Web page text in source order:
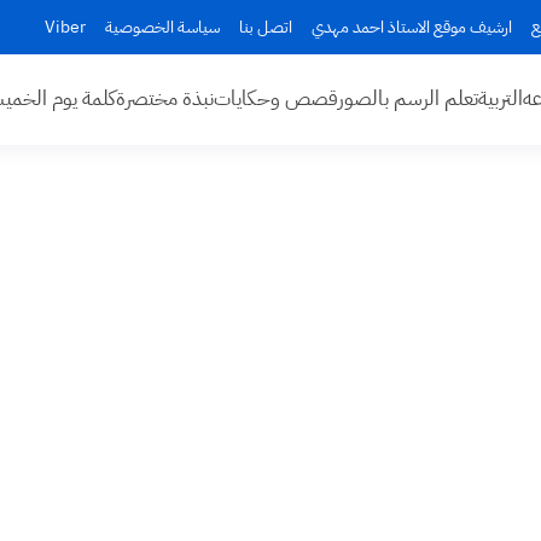
ارشيف موقع الاستاذ احمد مهدي اتصل بنا سياسة الخصوصية Viber
التربيةتعلم الرسم بالصورقصص وحكاياتنبذة مختصرةكلمة يوم